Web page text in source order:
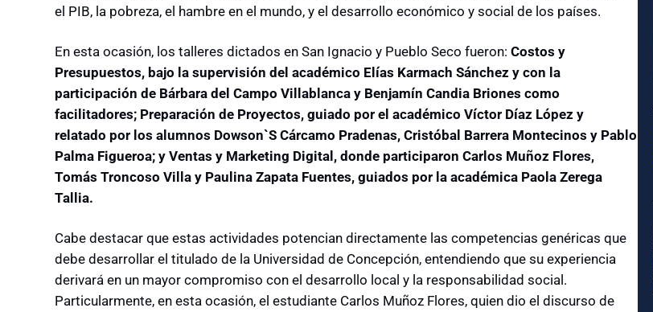
el PIB, la pobreza, el hambre en el mundo, y el desarrollo económico y social de los países.
En esta ocasión, los talleres dictados en San Ignacio y Pueblo Seco fueron: Costos y
Presupuestos, bajo la supervisión del académico Elías Karmach Sánchez y con la
participación de Bárbara del Campo Villablanca y Benjamín Candia Briones como
facilitadores; Preparación de Proyectos, guiado por el académico Víctor Díaz López y
relatado por los alumnos Dowson`S Cárcamo Pradenas, Cristóbal Barrera Montecinos y Pablo
Palma Figueroa; y Ventas y Marketing Digital, donde participaron Carlos Muñoz Flores,
Tomás Troncoso Villa y Paulina Zapata Fuentes, guiados por la académica Paola Zerega
Tallia.
Cabe destacar que estas actividades potencian directamente las competencias genéricas que
debe desarrollar el titulado de la Universidad de Concepción, entendiendo que su experiencia
derivará en un mayor compromiso con el desarrollo local y la responsabilidad social.
Particularmente, en esta ocasión, el estudiante Carlos Muñoz Flores, quien dio el discurso de